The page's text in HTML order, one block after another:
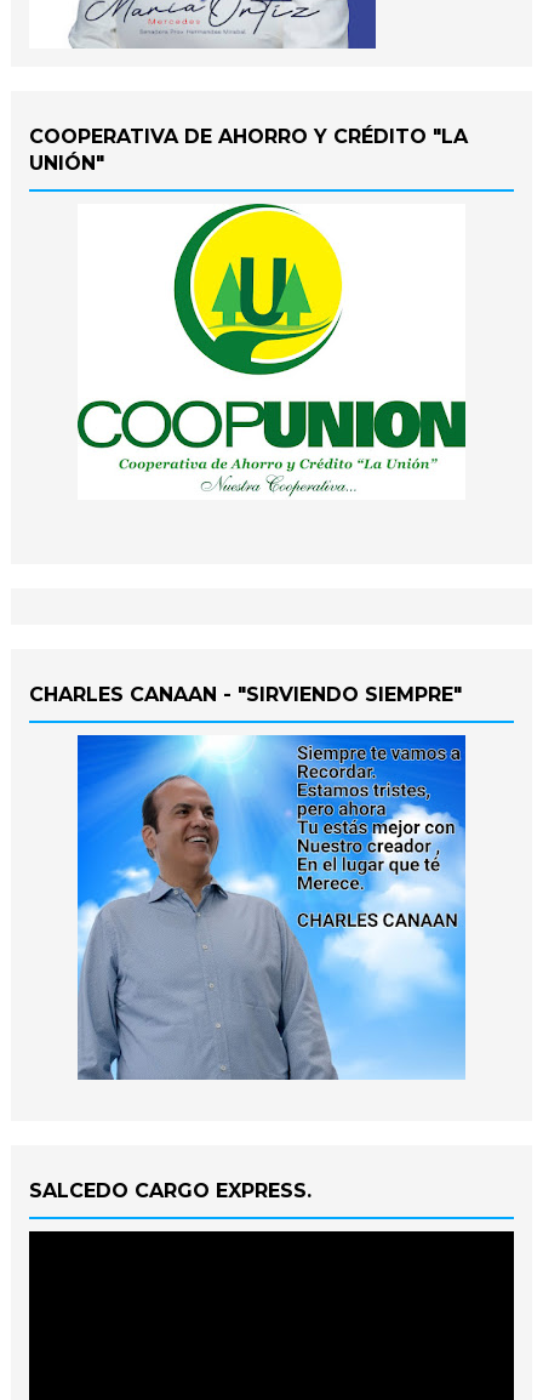
COOPERATIVA DE AHORRO Y CRÉDITO "LA
UNIÓN"
CHARLES CANAAN - "SIRVIENDO SIEMPRE"
SALCEDO CARGO EXPRESS.